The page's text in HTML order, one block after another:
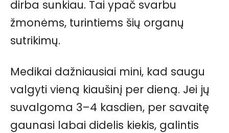
dirba sunkiau. Tai ypač svarbu
žmonėms, turintiems šių organų
sutrikimų.
Medikai dažniausiai mini, kad saugu
valgyti vieną kiaušinį per dieną. Jei jų
suvalgoma 3–4 kasdien, per savaitę
gaunasi labai didelis kiekis, galintis